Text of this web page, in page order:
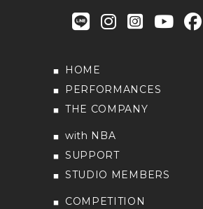
HOME
PERFORMANCES
THE COMPANY
with NBA
SUPPORT
STUDIO MEMBERS
COMPETITION